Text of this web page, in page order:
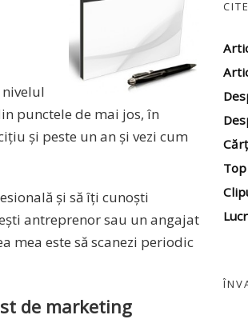
punctele de mai jos, în
și peste un an și vezi cum
și să îți cunoști
antreprenor sau un angajat
mea este să scanezi periodic
de marketing